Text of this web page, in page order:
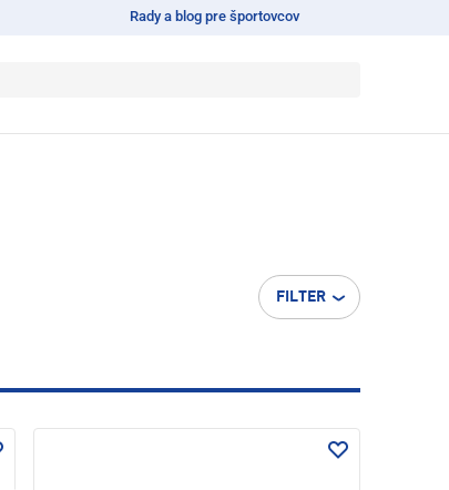
Rady a blog pre športovcov
FILTER